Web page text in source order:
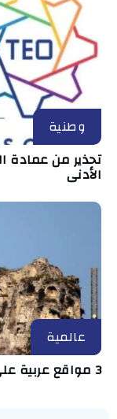
وطنية
تحذير من عمادة
الأدنى
عالمية
3 مواقع عربية على قائمة التراث العالمي المهدد بالخطر